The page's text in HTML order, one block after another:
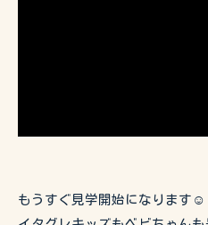
もうすぐ見学開始になります☺️